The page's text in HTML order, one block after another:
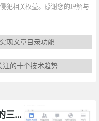
犯相关权益。感谢您的理解与
现文章目录功能
注的十个技术趋势
移动端H5固定底部导航菜单的三种布局实现